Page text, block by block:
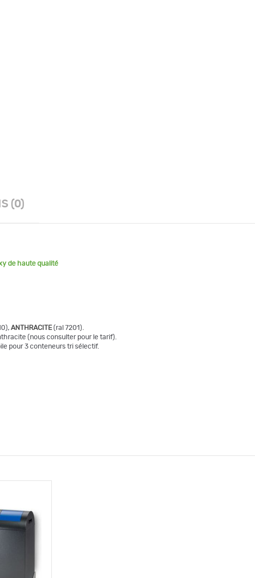
(0)
de haute qualité
ANTHRACITE(ral 7201).
(nous consulter pour le tarif).
pour 3 conteneurs tri sélectif.